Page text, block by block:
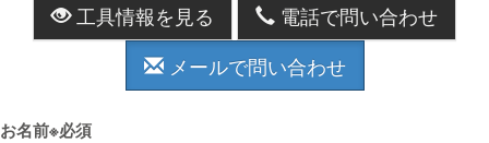
工具情報を見る
電話で問い合わせ
メールで問い合わせ
お名前※必須